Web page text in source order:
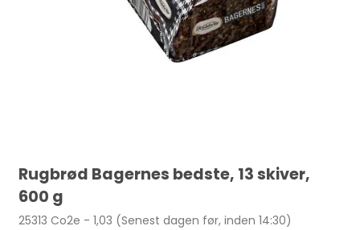
Rugbrød Bagernes bedste, 13 skiver,
600 g
25313 Co2e - 1,03 (Senest dagen før, inden 14:30)